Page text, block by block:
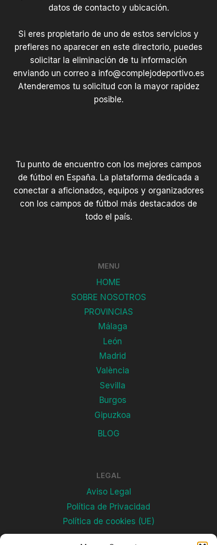
datos de contacto y ubicación.
Si eres propietario de uno de estos servicios y
prefieres no aparecer en este directorio, puedes
solicitar la eliminación de tu información
enviando un correo a info@complejodeportivo.es
Atenderemos tu solicitud con la mayor rapidez
posible.
Tu punto de encuentro con los mejores campos
de fútbol en España. La plataforma dedicada a
conectar a aficionados, equipos y organizadores
con los campos de fútbol más destacados de
todo el país.
MENU
HOME
SOBRE NOSOTROS
PROVINCIAS
Málaga
León
Madrid
València
Sevilla
Burgos
Gipuzkoa
BLOG
LEGAL
Aviso Legal
Política de Privacidad
Política de cookies (UE)